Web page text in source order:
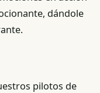
dándole
pilotos de